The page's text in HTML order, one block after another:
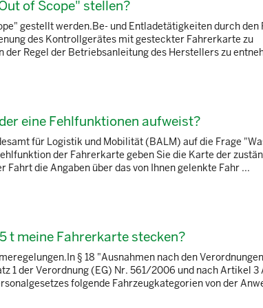
of Scope" stellen?
gestellt werden.Be- und Entladetätigkeiten durch den
des Kontrollgerätes mit gesteckter Fahrerkarte zu
Regel der Betriebsanleitung des Herstellers zu
eine Fehlfunktionen aufweist?
für Logistik und Mobilität (BALM) auf die Frage
der Fahrerkarte geben Sie die Karte der
die Angaben über das von Ihnen gelenkte Fahr ...
t meine Fahrerkarte stecken?
§ 18 "Ausnahmen nach den
1 der Verordnung (EG) Nr. 561/2006 und nach Artikel 3
folgende Fahrzeugkategorien von der